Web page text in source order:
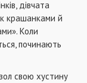
дівчата
крашанками й
Коли
починають
свою хустину